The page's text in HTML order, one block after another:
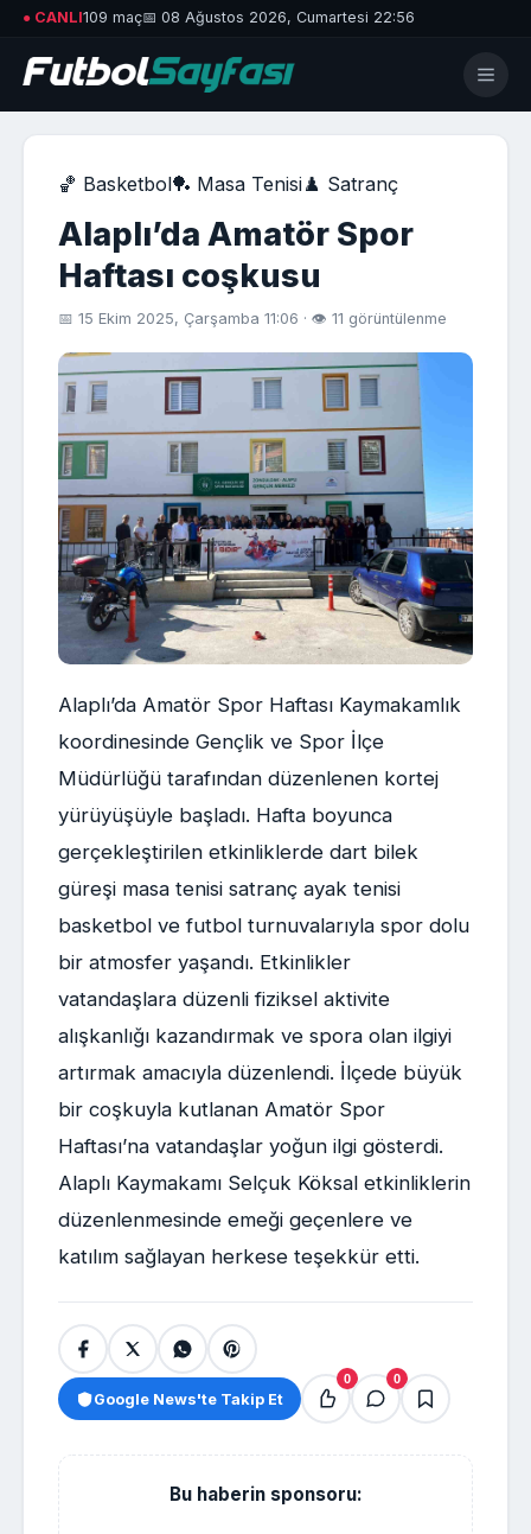
● CANLI109 maç📅 08 Ağustos 2026, Cumartesi 22:56
🏀 Basketbol🏓 Masa Tenisi♟️ Satranç
Alaplı’da Amatör Spor
Haftası coşkusu
📅 15 Ekim 2025, Çarşamba 11:06 · 👁 11 görüntülenme
Alaplı’da Amatör Spor Haftası Kaymakamlık
koordinesinde Gençlik ve Spor İlçe
Müdürlüğü tarafından düzenlenen kortej
yürüyüşüyle başladı. Hafta boyunca
gerçekleştirilen etkinliklerde dart bilek
güreşi masa tenisi satranç ayak tenisi
basketbol ve futbol turnuvalarıyla spor dolu
bir atmosfer yaşandı. Etkinlikler
vatandaşlara düzenli fiziksel aktivite
alışkanlığı kazandırmak ve spora olan ilgiyi
artırmak amacıyla düzenlendi. İlçede büyük
bir coşkuyla kutlanan Amatör Spor
Haftası’na vatandaşlar yoğun ilgi gösterdi.
Alaplı Kaymakamı Selçuk Köksal etkinliklerin
düzenlenmesinde emeği geçenlere ve
katılım sağlayan herkese teşekkür etti.
Google News'te Takip Et
0 0
Bu haberin sponsoru: